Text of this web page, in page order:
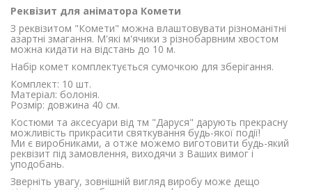
Реквізит для аніматора Комети
З реквізитом "Комети" можна влаштовувати різноманітні
азартні змагання. М'які м'ячики з різнобарвним хвостом
можна кидати на відстань до 10 м.
Набір комет комплектується сумочкою для зберігання.
Комплект: 10 шт.
Матеріал: болонія.
Розмір: довжина 40 см.
Костюми та аксесуари від тм "Даруся" дарують прекрасну
можливість прикрасити святкування будь-якої події!
Ми є виробниками, а отже можемо виготовити будь-який
реквізит під замовлення, виходячи з Ваших вимог і
уподобань.
Зверніть увагу, зовнішній вигляд виробу може дещо